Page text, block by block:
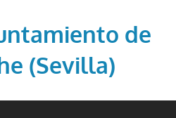
de
(Sevilla)